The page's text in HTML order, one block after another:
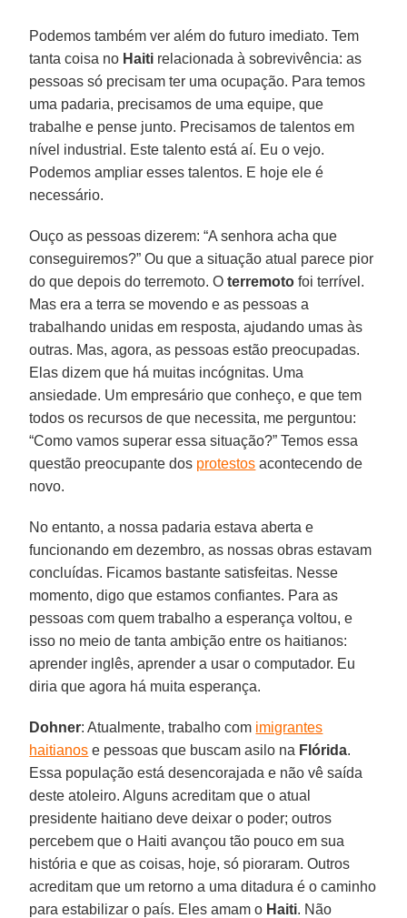
Podemos também ver além do futuro imediato. Tem
tanta coisa no Haiti relacionada à sobrevivência: as
pessoas só precisam ter uma ocupação. Para temos
uma padaria, precisamos de uma equipe, que
trabalhe e pense junto. Precisamos de talentos em
nível industrial. Este talento está aí. Eu o vejo.
Podemos ampliar esses talentos. E hoje ele é
necessário.
Ouço as pessoas dizerem: “A senhora acha que
conseguiremos?” Ou que a situação atual parece pior
do que depois do terremoto. Oterremoto foi terrível.
Mas era a terra se movendo e as pessoas a
trabalhando unidas em resposta, ajudando umas às
outras. Mas, agora, as pessoas estão preocupadas.
Elas dizem que há muitas incógnitas. Uma
ansiedade. Um empresário que conheço, e que tem
todos os recursos de que necessita, me perguntou:
“Como vamos superar essa situação?” Temos essa
questão preocupante dos protestos acontecendo de
novo.
No entanto, a nossa padaria estava aberta e
funcionando em dezembro, as nossas obras estavam
concluídas. Ficamos bastante satisfeitas. Nesse
momento, digo que estamos confiantes. Para as
pessoas com quem trabalho a esperança voltou, e
isso no meio de tanta ambição entre os haitianos:
aprender inglês, aprender a usar o computador. Eu
diria que agora há muita esperança.
Dohner: Atualmente, trabalho com imigrantes
haitianos e pessoas que buscam asilo na Flórida.
Essa população está desencorajada e não vê saída
deste atoleiro. Alguns acreditam que o atual
presidente haitiano deve deixar o poder; outros
percebem que o Haiti avançou tão pouco em sua
história e que as coisas, hoje, só pioraram. Outros
acreditam que um retorno a uma ditadura é o caminho
para estabilizar o país. Eles amam o Haiti. Não